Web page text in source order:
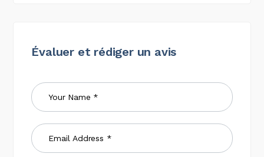
Évaluer et rédiger un avis